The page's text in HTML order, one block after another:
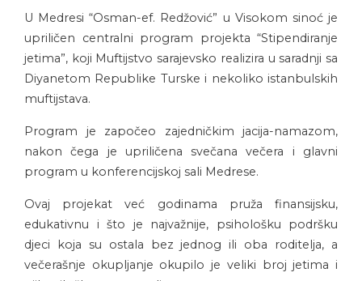
U Medresi “Osman-ef. Redžović” u Visokom sinoć je
upriličen centralni program projekta “Stipendiranje
jetima”, koji Muftijstvo sarajevsko realizira u saradnji sa
Diyanetom Republike Turske i nekoliko istanbulskih
muftijstava.
Program je započeo zajedničkim jacija-namazom,
nakon čega je upriličena svečana večera i glavni
program u konferencijskoj sali Medrese.
Ovaj projekat već godinama pruža finansijsku,
edukativnu i što je najvažnije, psihološku podršku
djeci koja su ostala bez jednog ili oba roditelja, a
večerašnje okupljanje okupilo je veliki broj jetima i